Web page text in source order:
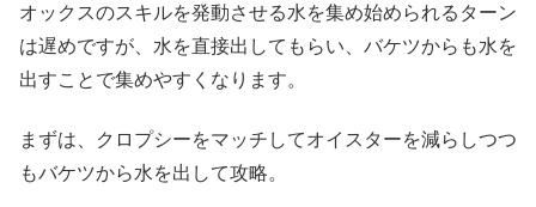
オックスのスキルを発動させる水を集め始められるターン
は遅めですが、水を直接出してもらい、バケツからも水を
出すことで集めやすくなります。
まずは、クロプシーをマッチしてオイスターを減らしつつ
もバケツから水を出して攻略。